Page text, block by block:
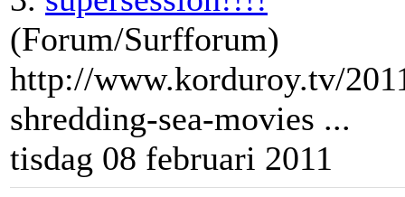
(Forum/Surfforum)
http://www.korduroy.tv/
shredding-sea-movies ...
tisdag 08 februari 2011